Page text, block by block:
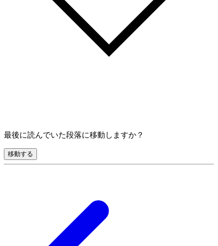
最後に読んでいた段落に移動しますか？
移動する